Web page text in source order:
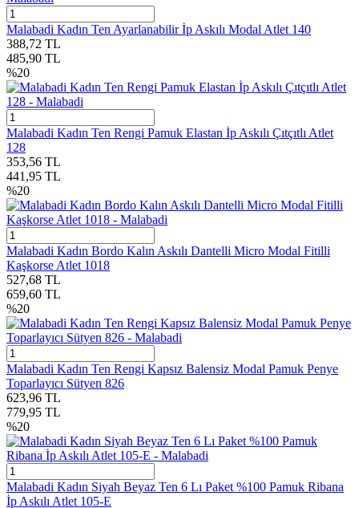
Malabadi Kadın Ten Ayarlanabilir İp Askılı Modal Atlet 140
388,72 TL
485,90 TL
%20
Malabadi Kadın Ten Rengi Pamuk Elastan İp Askılı Çıtçıtlı Atlet
128
353,56 TL
441,95 TL
%20
Malabadi Kadın Bordo Kalın Askılı Dantelli Micro Modal Fitilli
Kaşkorse Atlet 1018
527,68 TL
659,60 TL
%20
Malabadi Kadın Ten Rengi Kapsız Balensiz Modal Pamuk Penye
Toparlayıcı Sütyen 826
623,96 TL
779,95 TL
%20
Malabadi Kadın Siyah Beyaz Ten 6 Lı Paket %100 Pamuk Ribana
İp Askılı Atlet 105-E